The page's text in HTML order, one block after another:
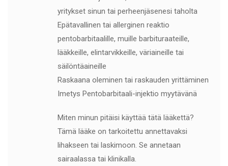
yritykset sinun tai perheenjäsenesi taholta
Epätavallinen tai allerginen reaktio
pentobarbitaalille, muille barbituraateille,
lääkkeille, elintarvikkeille, väriaineille tai
säilöntäaineille
Raskaana oleminen tai raskauden yrittäminen
Imetys Pentobarbitaali-injektio myytävänä
Miten minun pitäisi käyttää tätä lääkettä?
Tämä lääke on tarkoitettu annettavaksi
lihakseen tai laskimoon. Se annetaan
sairaalassa tai klinikalla.